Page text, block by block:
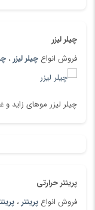
چیلر لیزر
فروش انواع چیلر لیزر ،
چیلر لیزر موهای زاید و
پرینتر حرارتی
فروش انواع پرینتر ،